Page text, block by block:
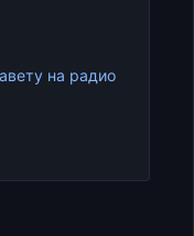
на радио